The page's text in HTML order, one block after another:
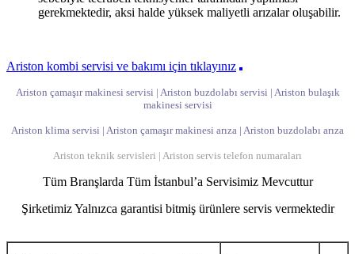
gerekmektedir, aksi halde yüksek maliyetli arızalar oluşabilir.
Ariston kombi servisi ve bakımı için tıklayınız
Ariston çamaşır makinesi servisi | Ariston buzdolabı servisi | Ariston bulaşık
makinesi servisi
Ariston klima servisi | Ariston çamaşır makinesi arıza | Ariston buzdolabı arıza
Ariston teknik servisleri | Ariston servis telefon numaraları
Tüm Branşlarda Tüm İstanbul’a Servisimiz Mevcuttur
Şirketimiz Yalnızca garantisi bitmiş ürünlere servis vermektedir